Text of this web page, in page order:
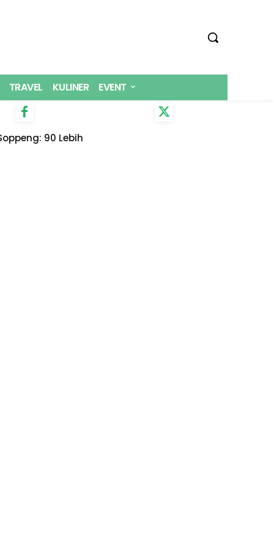
TRAVEL KULINER EVENT
90 Lebih